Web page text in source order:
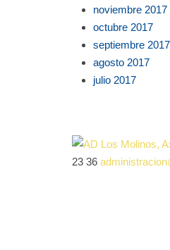
noviembre 2017
octubre 2017
septiembre 2017
agosto 2017
julio 2017
23 36